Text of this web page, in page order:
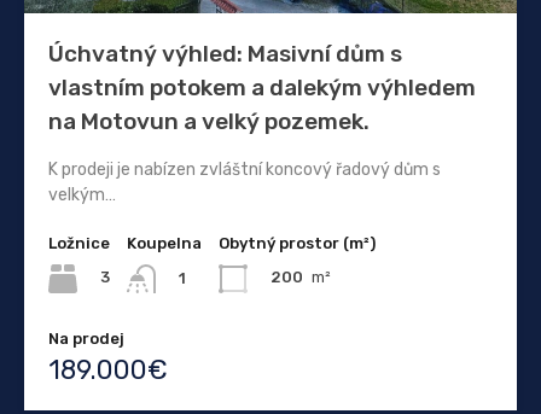
Úchvatný výhled: Masivní dům s
vlastním potokem a dalekým výhledem
na Motovun a velký pozemek.
K prodeji je nabízen zvláštní koncový řadový dům s
velkým…
Ložnice
3
Koupelna
1
Obytný prostor (m²)
200 m²
Na prodej
189.000€